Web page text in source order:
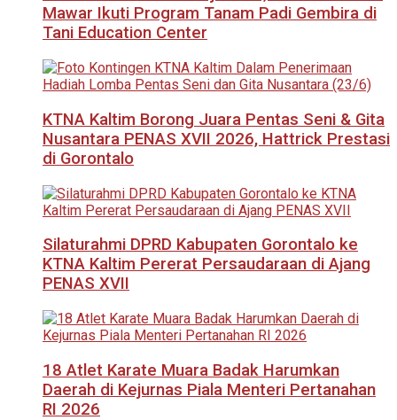
Mawar Ikuti Program Tanam Padi Gembira di
Tani Education Center
KTNA Kaltim Borong Juara Pentas Seni & Gita
Nusantara PENAS XVII 2026, Hattrick Prestasi
di Gorontalo
Silaturahmi DPRD Kabupaten Gorontalo ke
KTNA Kaltim Pererat Persaudaraan di Ajang
PENAS XVII
18 Atlet Karate Muara Badak Harumkan
Daerah di Kejurnas Piala Menteri Pertanahan
RI 2026